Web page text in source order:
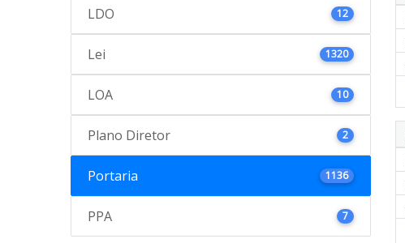
LDO 12
Lei 1320
LOA 10
Plano Diretor 2
Portaria 1136
PPA 7